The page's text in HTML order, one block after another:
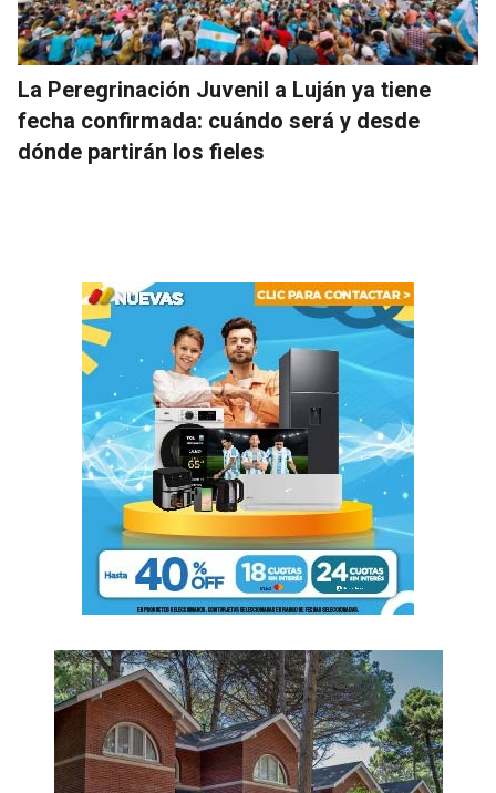
La Peregrinación Juvenil a Luján ya tiene
fecha confirmada: cuándo será y desde
dónde partirán los fieles